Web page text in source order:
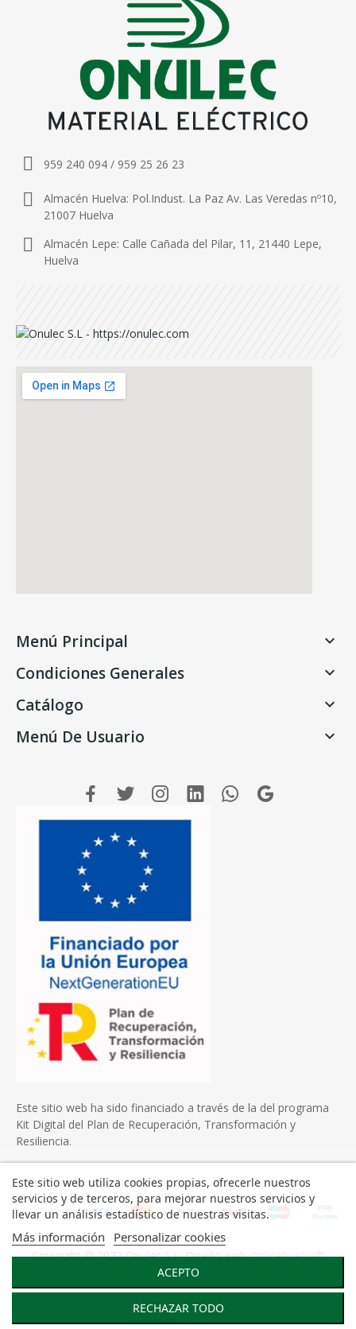
959 240 094 / 959 25 26 23
Almacén Huelva: Pol.Indust. La Paz Av. Las Veredas nº10,
21007 Huelva
Almacén Lepe: Calle Cañada del Pilar, 11, 21440 Lepe,
Huelva
Menú Principal 
Condiciones Generales 
Catálogo 
Menú De Usuario 
Este sitio web ha sido financiado a través de la del programa
Kit Digital del Plan de Recuperación, Transformación y
Resiliencia.
Copyright © 2022 Onulec S.L. Diseño webOnlinehuelva®
Este sitio web utiliza cookies propias, ofrecerle nuestros
servicios y de terceros, para mejorar nuestros servicios y
llevar un análisis estadístico de nuestras visitas.
Más información Personalizar cookies
RECHAZAR TODO
ACEPTO